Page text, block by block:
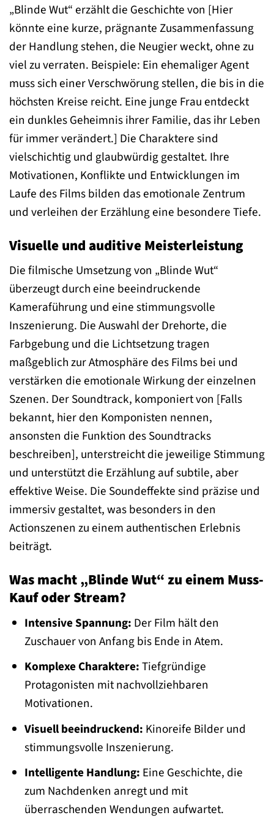
„Blinde Wut“ erzählt die Geschichte von [Hier
könnte eine kurze, prägnante Zusammenfassung
der Handlung stehen, die Neugier weckt, ohne zu
viel zu verraten. Beispiele: Ein ehemaliger Agent
muss sich einer Verschwörung stellen, die bis in die
höchsten Kreise reicht. Eine junge Frau entdeckt
ein dunkles Geheimnis ihrer Familie, das ihr Leben
für immer verändert.] Die Charaktere sind
vielschichtig und glaubwürdig gestaltet. Ihre
Motivationen, Konflikte und Entwicklungen im
Laufe des Films bilden das emotionale Zentrum
und verleihen der Erzählung eine besondere Tiefe.
Visuelle und auditive Meisterleistung
Die filmische Umsetzung von „Blinde Wut“
überzeugt durch eine beeindruckende
Kameraführung und eine stimmungsvolle
Inszenierung. Die Auswahl der Drehorte, die
Farbgebung und die Lichtsetzung tragen
maßgeblich zur Atmosphäre des Films bei und
verstärken die emotionale Wirkung der einzelnen
Szenen. Der Soundtrack, komponiert von [Falls
bekannt, hier den Komponisten nennen,
ansonsten die Funktion des Soundtracks
beschreiben], unterstreicht die jeweilige Stimmung
und unterstützt die Erzählung auf subtile, aber
effektive Weise. Die Soundeffekte sind präzise und
immersiv gestaltet, was besonders in den
Actionszenen zu einem authentischen Erlebnis
beiträgt.
Was macht „Blinde Wut“ zu einem Muss-
Kauf oder Stream?
Intensive Spannung: Der Film hält den
Zuschauer von Anfang bis Ende in Atem.
Komplexe Charaktere:Tiefgründige
Protagonisten mit nachvollziehbaren
Motivationen.
Visuell beeindruckend: Kinoreife Bilder und
stimmungsvolle Inszenierung.
Intelligente Handlung: Eine Geschichte, die
zum Nachdenken anregt und mit
überraschenden Wendungen aufwartet.